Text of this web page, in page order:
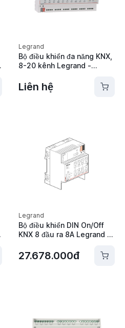
Legrand
Bộ điều khiển đa năng KNX,
8-20 kênh Legrand -
Liên hệ
Legrand
Bộ điều khiển DIN On/Off
KNX 8 đầu ra 8A Legrand -
27.678.000đ